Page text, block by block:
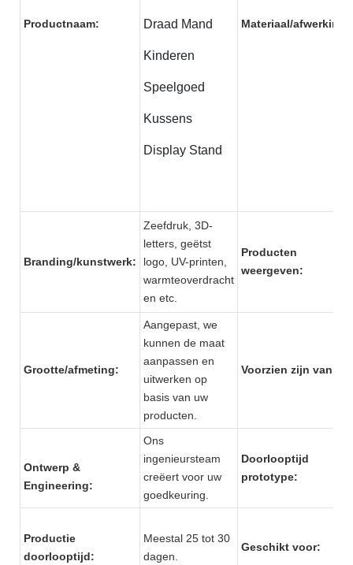
Productnaam: Draad Mand
Kinderen
Speelgoed
Kussens
Display Stand
Materiaal/afwerking:
Branding/kunstwerk:
Zeefdruk, 3D-
letters, geëtst
logo, UV-printen,
warmteoverdracht
en etc.
Producten
weergeven:
Grootte/afmeting:
Aangepast, we
kunnen de maat
aanpassen en
uitwerken op
basis van uw
producten.
Voorzien zijn van:
Ontwerp &
Engineering:
Ons
ingenieursteam
creëert voor uw
goedkeuring.
Doorlooptijd
prototype:
Productie
doorlooptijd:
Meestal 25 tot 30
dagen.
Geschikt voor: